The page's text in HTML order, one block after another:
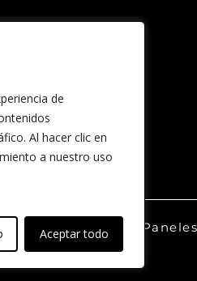
de
Al hacer clic en
a nuestro uso
Aceptar todo
57
2026 MSD Panels -